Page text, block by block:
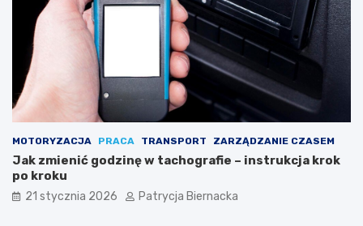
k
s
z
e
ś
MOTORYZACJA PRACA TRANSPORT ZARZĄDZANIE CZASEM
Jak zmienić godzinę w tachografie – instrukcja krok
po kroku
21 stycznia 2026 Patrycja Biernacka